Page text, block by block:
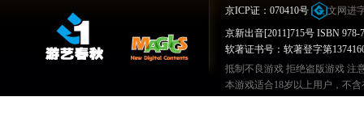
京ICP证：070410号
文网进
京新出音[2011]715号 ISBN 978-
软著证书号：软著登字第
抵制不良游戏 拒绝盗版游戏 注
本游戏适合18岁以上用户，不